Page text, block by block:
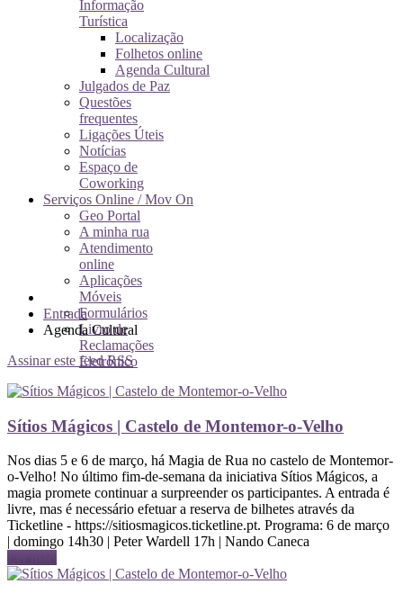
Informação
Turística
Localização
Folhetos online
Agenda Cultural
Julgados de Paz
Questões
frequentes
Ligações Úteis
Notícias
Espaço de
Coworking
Serviços Online / Mov On
Geo Portal
A minha rua
Atendimento
online
Aplicações
Móveis
Formulários
Livro de
Reclamações
Eletrónico
Entrada
Agenda Cultural
Assinar este feed RSS
Sítios Mágicos | Castelo de Montemor-o-Velho
Nos dias 5 e 6 de março, há Magia de Rua no castelo de Montemor-
o-Velho! No último fim-de-semana da iniciativa Sítios Mágicos, a
magia promete continuar a surpreender os participantes. A entrada é
livre, mas é necessário efetuar a reserva de bilhetes através da
Ticketline - https://sitiosmagicos.ticketline.pt. Programa: 6 de março
| domingo 14h30 | Peter Wardell 17h | Nando Caneca
Ler mais